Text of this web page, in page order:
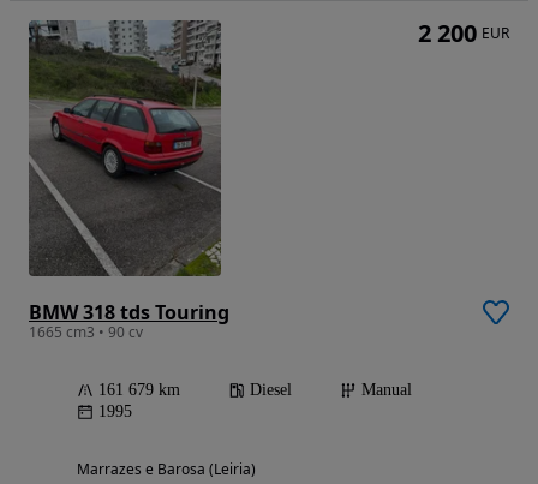
BMW 318 tds Touring
1665 cm3 • 90 cv
161 679 km Diesel
Manual
1995
Marrazes e Barosa (Leiria)
2 200 EUR